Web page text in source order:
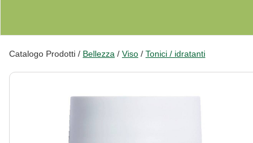
Catalogo Prodotti / Bellezza / Viso / Tonici / idratanti